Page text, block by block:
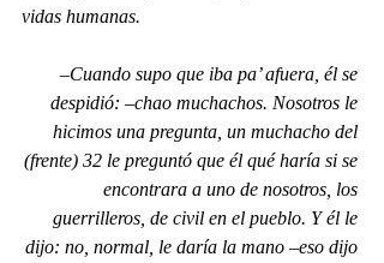
vidas humanas.
–Cuando supo que iba pa’ afuera, él se
despidió: –chao muchachos. Nosotros le
hicimos una pregunta, un muchacho del
(frente) 32 le preguntó que él qué haría si se
encontrara a uno de nosotros, los
guerrilleros, de civil en el pueblo. Y él le
dijo: no, normal, le daría la mano –eso dijo